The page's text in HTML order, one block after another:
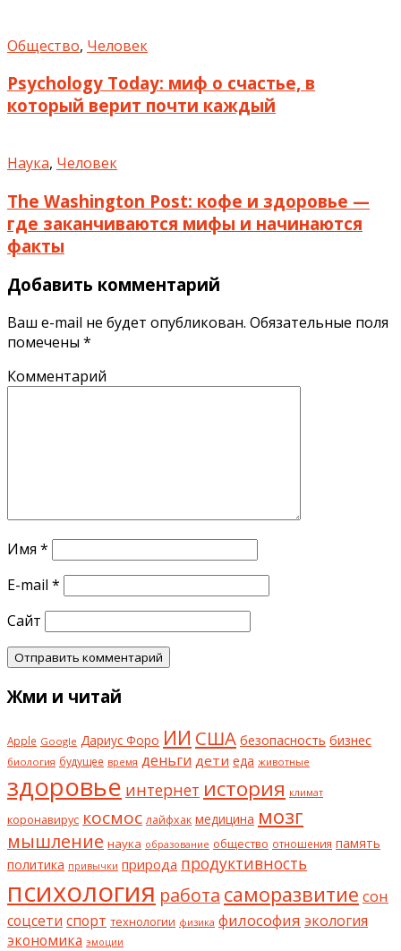
Общество, Человек
Psychology Today: миф о счастье, в
который верит почти каждый
Наука, Человек
The Washington Post: кофе и здоровье —
где заканчиваются мифы и начинаются
факты
Добавить комментарий
Ваш e-mail не будет опубликован. Обязательные поля
помечены *
Комментарий
Имя *
E-mail *
Сайт
Жми и читай
Apple Google Дариус Форо ИИ США безопасность бизнес
биология будущее время деньги дети еда животные
здоровье интернет история климат
коронавирус космос лайфхак медицина мозг
мышление наука образование общество отношения память
политика привычки природа продуктивность
психология работа саморазвитие сон
соцсети спорт технологии физика философия экология
экономика эмоции